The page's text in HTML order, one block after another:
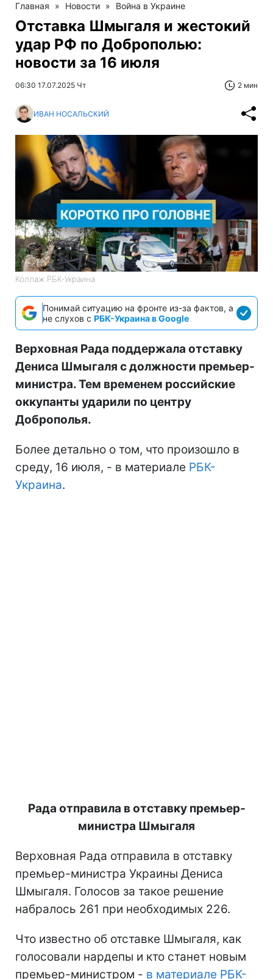
Главная » Новости » Война в Украине
Отставка Шмыгаля и жестокий
удар РФ по Доброполью:
новости за 16 июля
06:30 17.07.2025 Чт 2 мин
ИВАН НОСАЛЬСКИЙ
Коллаж РБК-Украина
Понимай ситуацию на фронте из-за фактов, а
не слухов с РБК-Украина в Google
Верховная Рада поддержала отставку
Дениса Шмыгаля с должности премьер-
министра. Тем временем российские
оккупанты ударили по центру
Доброполья.
Более детально о том, что произошло в
среду, 16 июля, - в материале РБК-
Украина.
Рада отправила в отставку премьер-
министра Шмыгаля
Верховная Рада отправила в отставку
премьер-министра Украины Дениса
Шмыгаля. Голосов за такое решение
набралось 261 при необходимых 226.
Что известно об отставке Шмыгаля, как
голосовали нардепы и кто станет новым
премьер-министром - в материале РБК-